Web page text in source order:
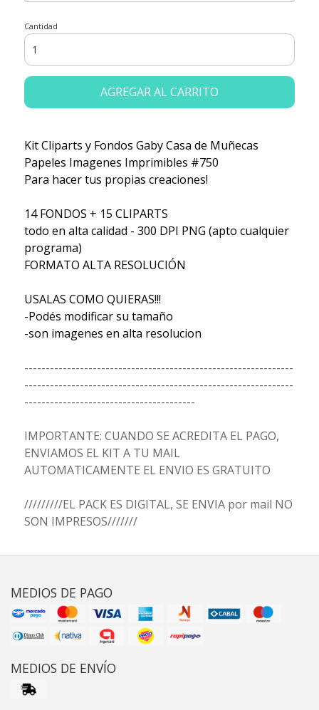
Cantidad
AGREGAR AL CARRITO
Kit Cliparts y Fondos Gaby Casa de Muñecas
Papeles Imagenes Imprimibles #750
Para hacer tus propias creaciones!
14 FONDOS + 15 CLIPARTS
todo en alta calidad - 300 DPI PNG (apto cualquier
programa)
FORMATO ALTA RESOLUCIÓN
USALAS COMO QUIERAS!!!
-Podés modificar su tamaño
-son imagenes en alta resolucion
---------------------------------------------------------------
---------------------------------------------------------------
----------------------------------------
IMPORTANTE: CUANDO SE ACREDITA EL PAGO,
ENVIAMOS EL KIT A TU MAIL
AUTOMATICAMENTE EL ENVIO ES GRATUITO
/////////EL PACK ES DIGITAL, SE ENVIA por mail NO
SON IMPRESOS///////
MEDIOS DE PAGO
MEDIOS DE ENVÍO